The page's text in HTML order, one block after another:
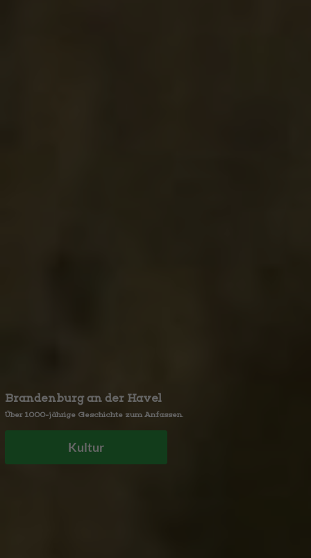
Brandenburg an der Havel
Über 1000-jährige Geschichte zum Anfassen.
Kultur